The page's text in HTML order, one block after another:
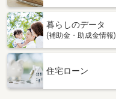
暮らしのデータ
(補助金・助成金情報)
住宅ローン